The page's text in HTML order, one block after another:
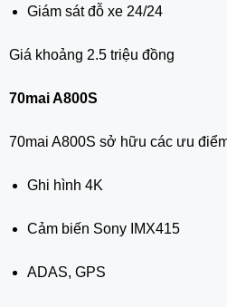
Giám sát đỗ xe 24/24
Giá khoảng 2.5 triệu đồng
70mai A800S
70mai A800S sở hữu các ưu
Ghi hình 4K
Cảm biến Sony IMX415
ADAS, GPS